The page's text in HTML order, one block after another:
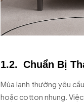
Chuẩn Bị
Mùa lạnh thường yêu
hoặc cotton nhung.